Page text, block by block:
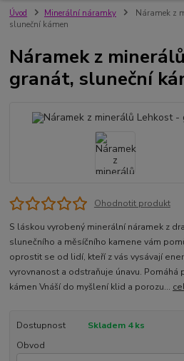
Úvod Minerální náramky
Náramek z
sluneční kámen
Náramek z
granát, sluneční
Ohodnotit produkt
S láskou vyrobený minerální náramek z
slunečního a měsíčního kamene vám
oprostit se od lidí, kteří z vás vysávají
vyrovnanost a odstraňuje únavu.
kámen Vnáší do myšlení klid a porozu...
Dostupnost
Skladem 4 ks
Obvod